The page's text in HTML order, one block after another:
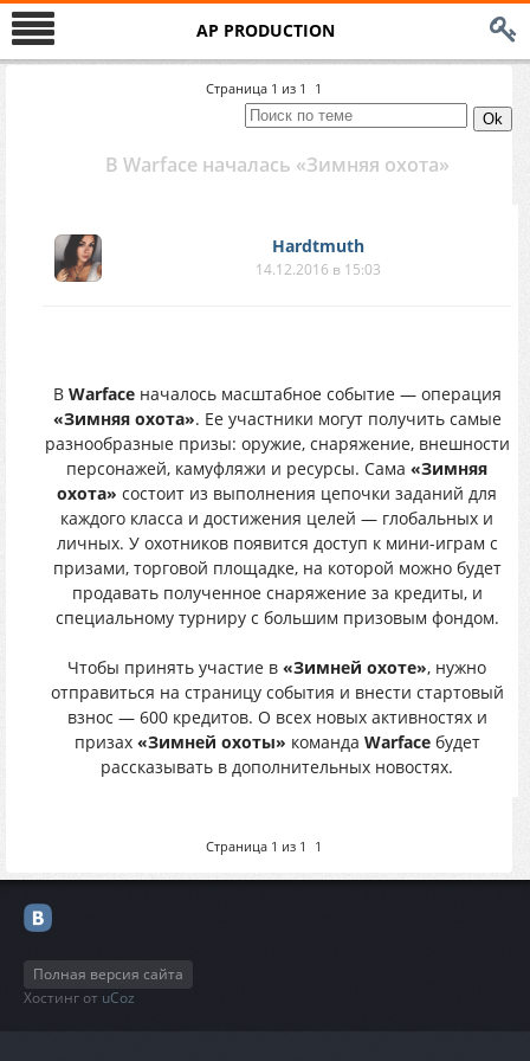
AP PRODUCTION
Страница 1 из 1 1
В Warface началась «Зимняя охота»
Hardtmuth
14.12.2016 в 15:03
В Warfaceначалось масштабное событие — операция
«Зимняя охота». Ее участники могут получить самые
разнообразные призы: оружие, снаряжение, внешности
персонажей, камуфляжи и ресурсы. Сама «Зимняя
охота» состоит из выполнения цепочки заданий для
каждого класса и достижения целей — глобальных и
личных. У охотников появится доступ к мини-играм с
призами, торговой площадке, на которой можно будет
продавать полученное снаряжение за кредиты, и
специальному турниру с большим призовым фондом.
Чтобы принять участие в «Зимней охоте», нужно
отправиться на страницу события и внести стартовый
взнос — 600 кредитов. О всех новых активностях и
призах «Зимней охоты» команда Warfaceбудет
рассказывать в дополнительных новостях.
Страница 1 из 1 1
Полная версия сайта
Хостинг от uCoz